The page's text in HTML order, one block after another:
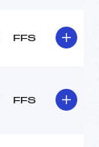
FFS
FFS